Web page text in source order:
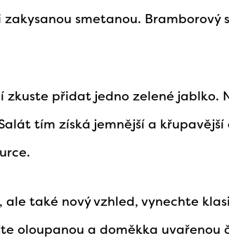
smetanou. Bramborový
přidat jedno zelené jablko.
tím získá jemnější a
také nový vzhled, vynechte
oloupanou a doměkka uvařenou